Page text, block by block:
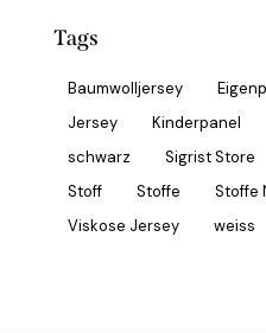
Tags
Baumwolljersey
Jersey
Kinderpanel
schwarz
Sigrist Store
Stoff
Stoffe Stoffe
Viskose Jersey
weiss